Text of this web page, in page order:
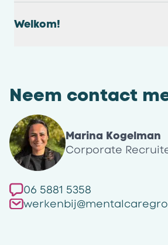
Welkom!
Neem contact
Marina Kogelman
Corporate
06 5881 5358